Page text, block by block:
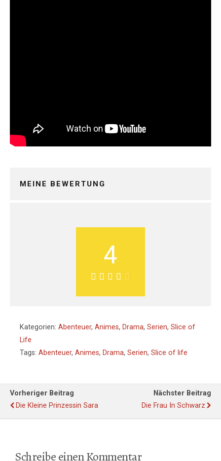
MEINE BEWERTUNG
4
Kategorien: Abenteuer, Animes, Drama, Serien, Slice of
Life
Tags: Abenteuer, Animes, Drama, Serien, Slice of life
Vorheriger Beitrag
Die Kleine Prinzessin Sara
Nächster Beitrag
Die Frau In Schwarz
Schreibe einen Kommentar